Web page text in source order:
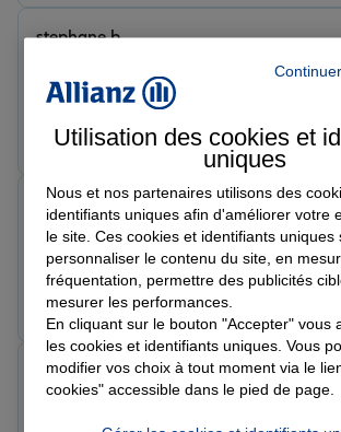
Le 22/06/2026 - Agence FLERS BOCAGE
stephane b.
Prendre un RDV
Note de 5 sur 5
Le 11/06/2026 - Agence FLERS BOCAGE
Isabelle E.
Prendre un RDV
Note de 5 sur 5
Jean-Charles
Utilisation des cookies et
uniques
Nous et nos partenaires utilisons des
identifiants uniques afin d'améliorer votre
le site. Ces cookies et identifiants uniques
personnaliser le contenu du site, en
fréquentation, permettre des publicités
mesurer les performances.
En cliquant sur le bouton "Accepter" vous
les cookies et identifiants uniques. Vous
modifier vos choix à tout moment via le
cookies" accessible dans le pied de page.